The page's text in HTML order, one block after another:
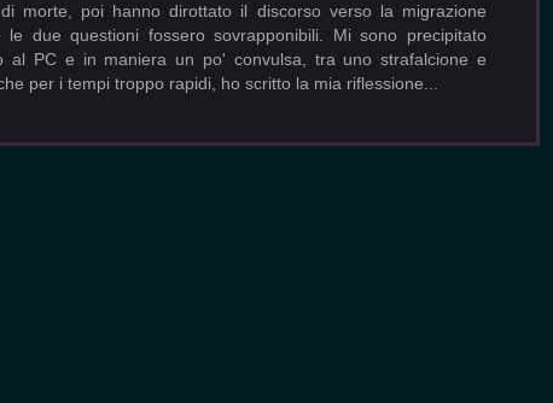
morte, poi hanno dirottato il discorso verso la migrazione
le due questioni fossero sovrapponibili. Mi sono precipitato
al PC e in maniera un po' convulsa, tra uno strafalcione e
per i tempi troppo rapidi, ho scritto la mia riflessione...